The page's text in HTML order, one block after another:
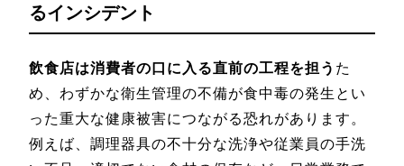
るインシデント
飲食店は消費者の口に入る直前の工程を担う た
め、わずかな衛生管理の不備が食中毒の発生とい
った重大な健康被害につながる恐れがあります。
例えば、調理器具の不十分な洗浄や従業員の手洗